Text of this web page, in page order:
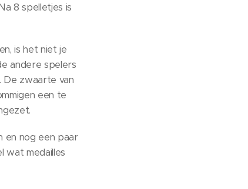
8 spelletjes is
is het niet je
andere spelers
De zwaarte van
een te
en nog een paar
wat medailles